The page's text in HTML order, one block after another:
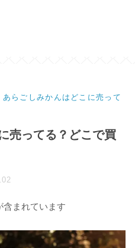
あらごしみかんはどこに売って
売ってる？どこで買
まれています